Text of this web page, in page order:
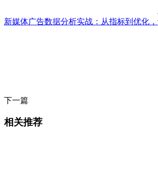
新媒体广告数据分析实战：从指标到优化
下一篇
相关推荐